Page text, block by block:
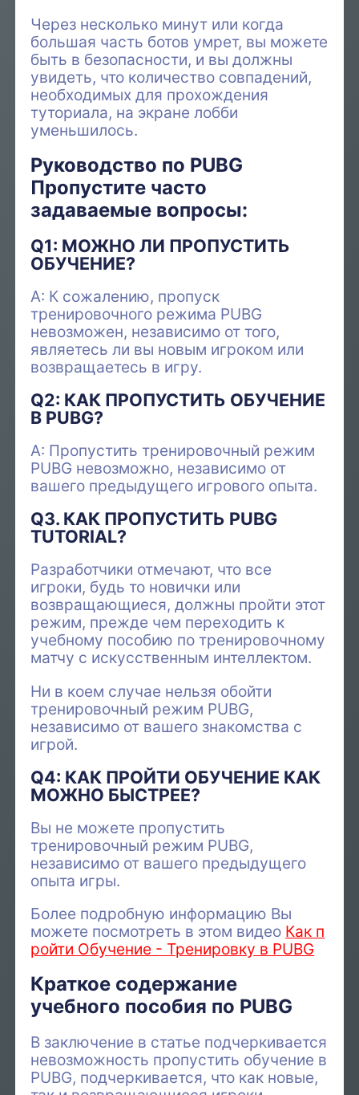
Через несколько минут или когда
большая часть ботов умрет, вы можете
быть в безопасности, и вы должны
увидеть, что количество совпадений,
необходимых для прохождения
туториала, на экране лобби
уменьшилось.
Руководство по PUBG
Пропустите часто
задаваемые вопросы:
Q1: МОЖНО ЛИ ПРОПУСТИТЬ
ОБУЧЕНИЕ?
A: К сожалению, пропуск
тренировочного режима PUBG
невозможен, независимо от того,
являетесь ли вы новым игроком или
возвращаетесь в игру.
Q2: КАК ПРОПУСТИТЬ ОБУЧЕНИЕ
В PUBG?
A: Пропустить тренировочный режим
PUBG невозможно, независимо от
вашего предыдущего игрового опыта.
Q3. КАК ПРОПУСТИТЬ PUBG
TUTORIAL?
Разработчики отмечают, что все
игроки, будь то новички или
возвращающиеся, должны пройти этот
режим, прежде чем переходить к
учебному пособию по тренировочному
матчу с искусственным интеллектом.
Ни в коем случае нельзя обойти
тренировочный режим PUBG,
независимо от вашего знакомства с
игрой.
Q4: КАК ПРОЙТИ ОБУЧЕНИЕ КАК
МОЖНО БЫСТРЕЕ?
Вы не можете пропустить
тренировочный режим PUBG,
независимо от вашего предыдущего
опыта игры.
Более подробную информацию Вы
можете посмотреть в этом видео Как п
ройти Обучение - Тренировку в PUBG
Краткое содержание
учебного пособия по PUBG
В заключение в статье подчеркивается
невозможность пропустить обучение в
PUBG, подчеркивается, что как новые,